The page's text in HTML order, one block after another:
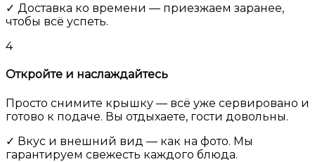
✓ Доставка ко времени — приезжаем заранее,
чтобы всё успеть.
4
Откройте и наслаждайтесь
Просто снимите крышку — всё уже сервировано и
готово к подаче. Вы отдыхаете, гости довольны.
✓ Вкус и внешний вид — как на фото. Мы
гарантируем свежесть каждого блюда.